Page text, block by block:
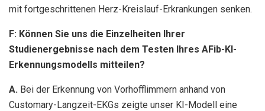
mit fortgeschrittenen Herz-Kreislauf-Erkrankungen senken.
F: Können Sie uns die Einzelheiten Ihrer
Studienergebnisse nach dem Testen Ihres AFib-KI-
Erkennungsmodells mitteilen?
A. Bei der Erkennung von Vorhofflimmern anhand von
Customary-Langzeit-EKGs zeigte unser KI-Modell eine